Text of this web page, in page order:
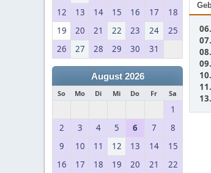
12
13 14 15 16 17
18
19
20 21 22 23 24
25
26
27 28 29 30 31
August 2026
So Mo Di Mi Do Fr Sa
1
2
3 4 5 6 7
8
9
10 11 12 13 14
15
16
17 18 19 20 21 22